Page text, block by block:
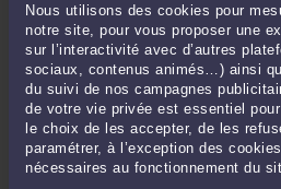
Nous utilisons des cookies pour
notre site, pour vous proposer une
sur l’interactivité avec d’autres
sociaux, contenus animés…) ainsi
du suivi de nos campagnes
de votre vie privée est essentiel
le choix de les accepter, de les
paramétrer, à l’exception des
nécessaires au fonctionnement du
Procédure en référé suspension
(requête introductive d'instance,
audience de plaidoirie)
1500 à 2500 €